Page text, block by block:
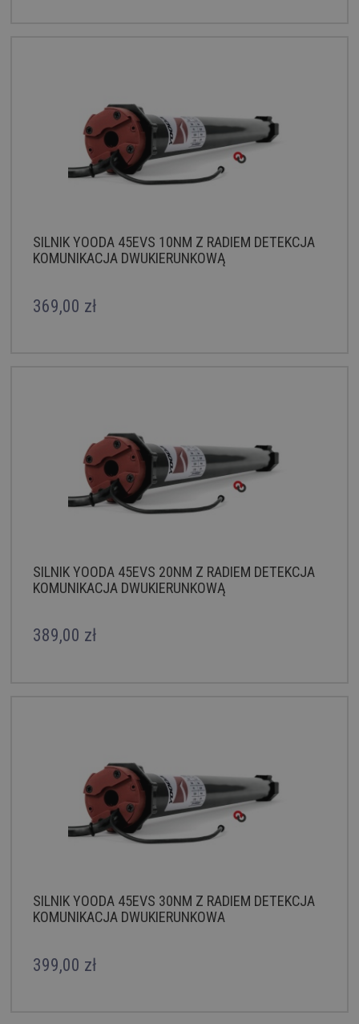
SILNIK YOODA 45EVS 10NM Z RADIEM DETEKCJA
KOMUNIKACJA DWUKIERUNKOWĄ
369,00 zł
SILNIK YOODA 45EVS 20NM Z RADIEM DETEKCJA
KOMUNIKACJA DWUKIERUNKOWĄ
389,00 zł
SILNIK YOODA 45EVS 30NM Z RADIEM DETEKCJA
KOMUNIKACJA DWUKIERUNKOWA
399,00 zł